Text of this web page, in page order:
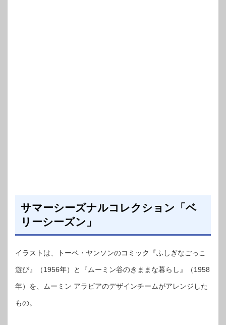
サマーシーズナルコレクション「ベ
リーシーズン」
イラストは、トーベ・ヤンソンのコミック『ふしぎなごっこ
遊び』（1956年）と『ムーミン谷のきままな暮らし』（1958
年）を、ムーミン アラビアのデザインチームがアレンジした
もの。